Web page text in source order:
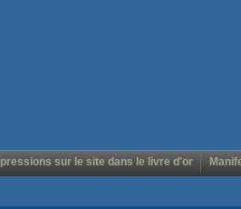
sur le site dans le livre d'or